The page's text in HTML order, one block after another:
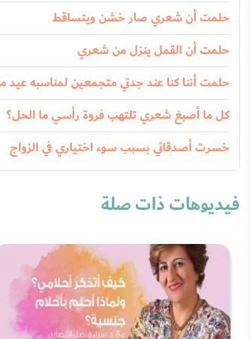
حلمت أن شعري صار خشن ويتساقط
حلمت أن القمل ينزل من شعري
حلمت أننا كنا عند جدتي متجمعين لمناسبه عيد
كل ما أصبغ شعري تلتهب فروة رأسي ما الحل؟
خسرت أصدقائي بسبب سوء اختياري في الزواج
فيديوهات ذات صلة